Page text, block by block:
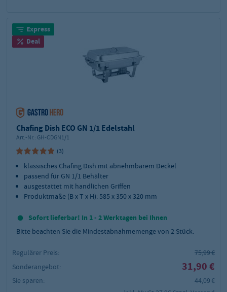
Express
Deal
Chafing Dish ECO GN 1/1 Edelstahl
Art.-Nr.: GH-CDGN1/1
(3)
klassisches Chafing Dish mit abnehmbarem Deckel
passend für GN 1/1 Behälter
ausgestattet mit handlichen Griffen
Produktmaße (B x T x H): 585 x 350 x 320 mm
Sofort lieferbar! In 1 - 2 Werktagen bei Ihnen
Bitte beachten Sie die Mindestabnahmemenge von 2 Stück.
Regulärer Preis:
75,99 €
Sonderangebot:
31,90 €
Sie sparen:
44,09 €